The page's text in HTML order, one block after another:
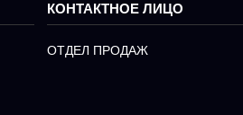
ОТДЕЛ ПРОДАЖ